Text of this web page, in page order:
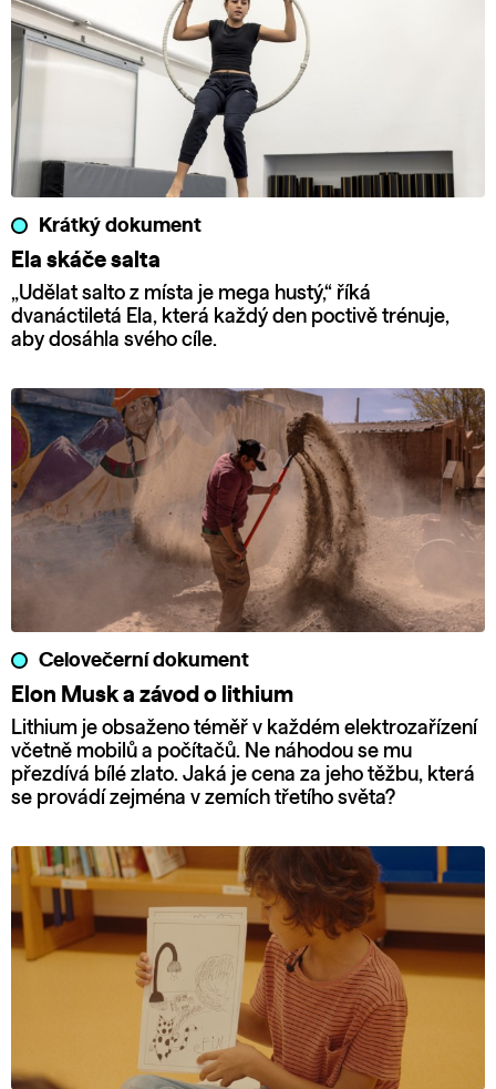
Krátký dokument
Ela skáče salta
„Udělat salto z místa je mega hustý,“ říká
dvanáctiletá Ela, která každý den poctivě trénuje,
aby dosáhla svého cíle.
Celovečerní dokument
Elon Musk a závod o lithium
Lithium je obsaženo téměř v každém elektrozařízení
včetně mobilů a počítačů. Ne náhodou se mu
přezdívá bílé zlato. Jaká je cena za jeho těžbu, která
se provádí zejména v zemích třetího světa?